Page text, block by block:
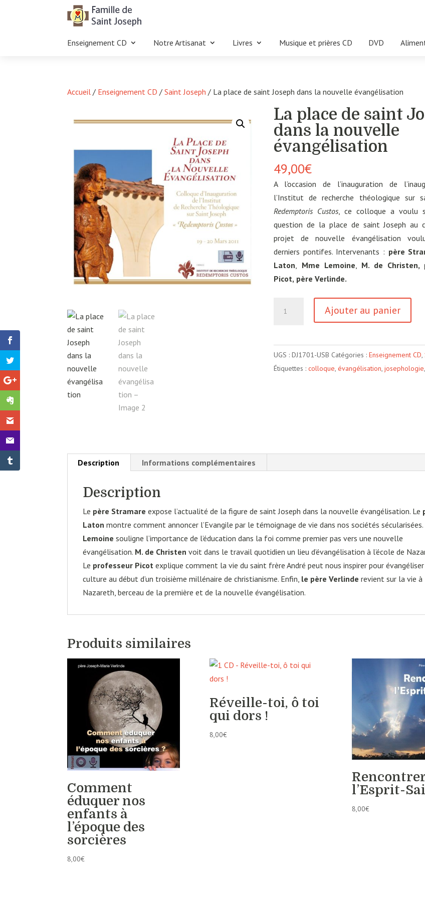
Enseignement CD Notre Artisanat Livres Musique et prières CD DVD
Accueil / Enseignement CD /Saint Joseph / La place de saint Joseph dans la nouvelle évangélisation
La place de saint
dans la nouvelle
évangélisation
49,00€
A l’occasion de l’inauguration de
l’Institut de recherche théologique sur
Redemptoris Custos, ce colloque a voulu
question de la place de saint Joseph au
projet de nouvelle évangélisation
derniers pontifes. Intervenants : père
Laton, Mme Lemoine, M. de Christen,
Picot, père Verlinde.
place
de
saint
Ajouter au panier
UGS :DJ1701-USB Catégories :Enseignement CD,
Étiquettes :colloque,évangélisation,josephologie
Description Informations complémentaires
Description
Le père Stramare expose l’actualité de la figure de saint Joseph dans la nouvelle évangélisation. Le
Laton montre comment annoncer l’Evangile par le témoignage de vie dans nos sociétés sécularisées.
Lemoine souligne l’importance de l’éducation dans la foi comme premier pas vers une nouvelle
évangélisation. M. de Christen voit dans le travail quotidien un lieu d’évangélisation à l’école de
Le professeur Picot explique comment la vie du saint frère André peut nous inspirer pour
culture au début d’un troisième millénaire de christianisme. Enfin, le père Verlinde revient sur la vie à
Nazareth, berceau de la première et de la nouvelle évangélisation.
Produits similaires
Comment
éduquer nos
enfants à
l’époque des
sorcières
8,00€
Réveille-toi, ô toi
qui dors !
8,00€
l’Esprit-
8,00€